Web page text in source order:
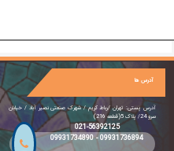
آدرس ها
آدرس پستی: تهران /رباط کریم / شهرک صنعتی نصیر آباد / خیابان
سرو 24/ پلاک 5(قطعه 216)
021-56392125
09931736894
-
09931734890